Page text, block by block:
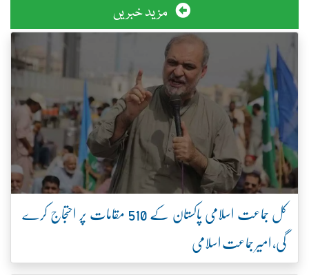
مزید خبریں
کل جماعت اسلامی پاکستان کے 510 مقامات پر احتجاج کرے
گی، امیر جماعت اسلامی